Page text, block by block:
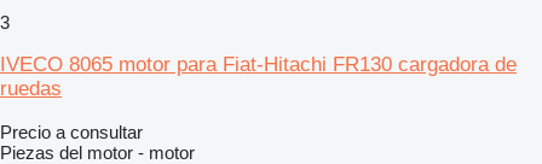
3
IVECO 8065 motor para Fiat-Hitachi FR130 cargadora de
ruedas
Precio a consultar
Piezas del motor - motor